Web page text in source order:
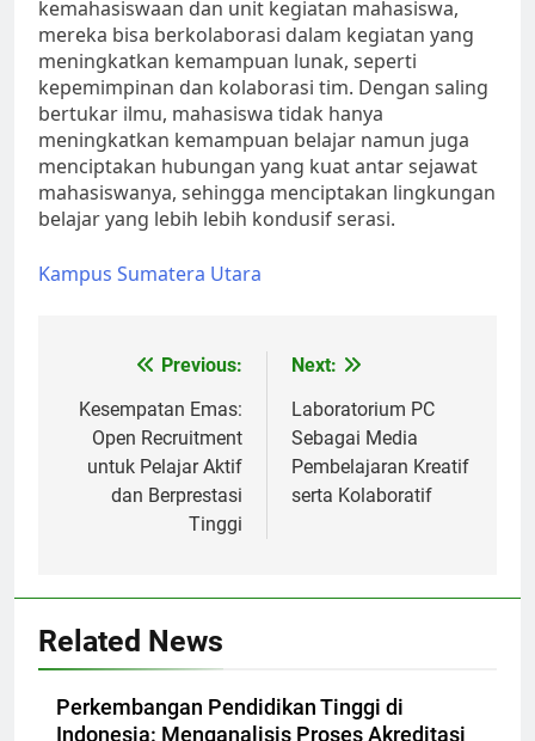
kemahasiswaan dan unit kegiatan mahasiswa,
mereka bisa berkolaborasi dalam kegiatan yang
meningkatkan kemampuan lunak, seperti
kepemimpinan dan kolaborasi tim. Dengan saling
bertukar ilmu, mahasiswa tidak hanya
meningkatkan kemampuan belajar namun juga
menciptakan hubungan yang kuat antar sejawat
mahasiswanya, sehingga menciptakan lingkungan
belajar yang lebih lebih kondusif serasi.
Kampus Sumatera Utara
navigation
Previous:
Kesempatan Emas:
Open Recruitment
untuk Pelajar Aktif
dan Berprestasi
Tinggi
Next:
Laboratorium PC
Sebagai Media
Pembelajaran Kreatif
serta Kolaboratif
Related News
Perkembangan Pendidikan Tinggi di
Indonesia: Menganalisis Proses Akreditasi